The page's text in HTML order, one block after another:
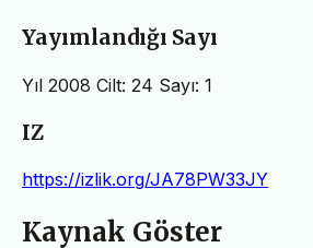
Yayımlandığı Sayı
Yıl 2008 Cilt: 24 Sayı: 1
IZ
https://izlik.org/JA78PW33JY
Kaynak Göster